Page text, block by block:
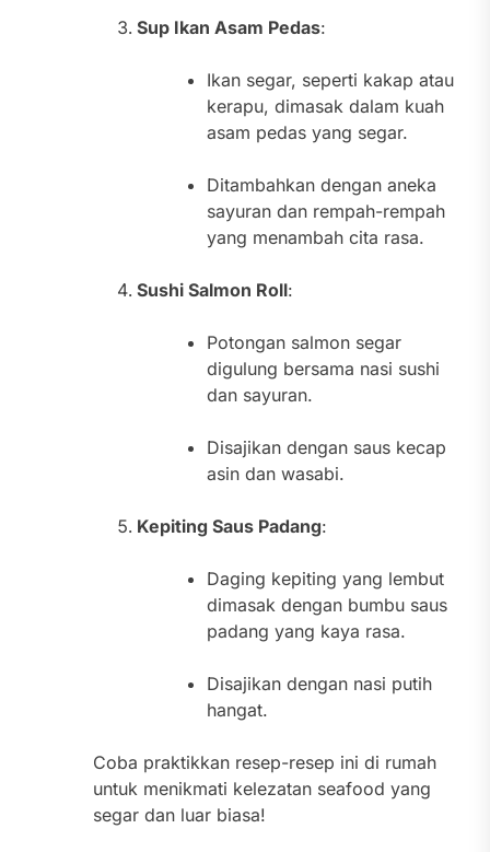
Sup Ikan Asam Pedas:
Ikan segar, seperti kakap atau
kerapu, dimasak dalam kuah
asam pedas yang segar.
Ditambahkan dengan aneka
sayuran dan rempah-rempah
yang menambah cita rasa.
Sushi Salmon Roll:
Potongan salmon segar
digulung bersama nasi sushi
dan sayuran.
Disajikan dengan saus kecap
asin dan wasabi.
Kepiting Saus Padang:
Daging kepiting yang lembut
dimasak dengan bumbu saus
padang yang kaya rasa.
Disajikan dengan nasi putih
hangat.
Coba praktikkan resep-resep ini di rumah
untuk menikmati kelezatan seafood yang
segar dan luar biasa!